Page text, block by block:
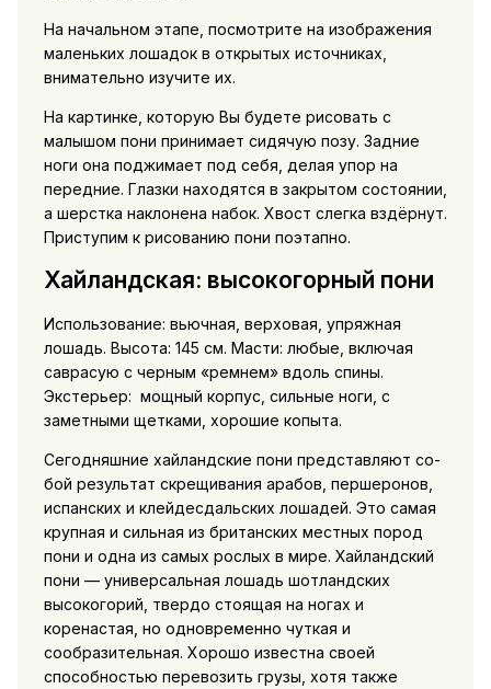
На начальном этапе, посмотрите на изображения
маленьких лошадок в открытых источниках,
внимательно изучите их.
На картинке, которую Вы будете рисовать с
малышом пони принимает сидячую позу. Задние
ноги она поджимает под себя, делая упор на
передние. Глазки находятся в закрытом состоянии,
а шерстка наклонена набок. Хвост слегка вздёрнут.
Приступим к рисованию пони поэтапно.
Хайландская: высокогорный пони
Использование: вьючная, верховая, упряжная
лошадь. Высота: 145 см. Масти: любые, включая
саврасую с черным «ремнем» вдоль спины.
Экстерьер: мощный корпус, сильные ноги, с
заметными щетками, хорошие копыта.
Сегодняшние хайландские пони представляют со­
бой результат скрещивания арабов, першеронов,
испанских и клейдесдальских лошадей. Это самая
крупная и сильная из британских местных пород
пони и одна из самых рослых в мире. Хайландский
пони — универсальная лошадь шотландских
высокогорий, твердо стоящая на ногах и
коренастая, но одновремен­но чуткая и
сообразительная. Хорошо известна своей
способностью перевозить грузы, хотя также